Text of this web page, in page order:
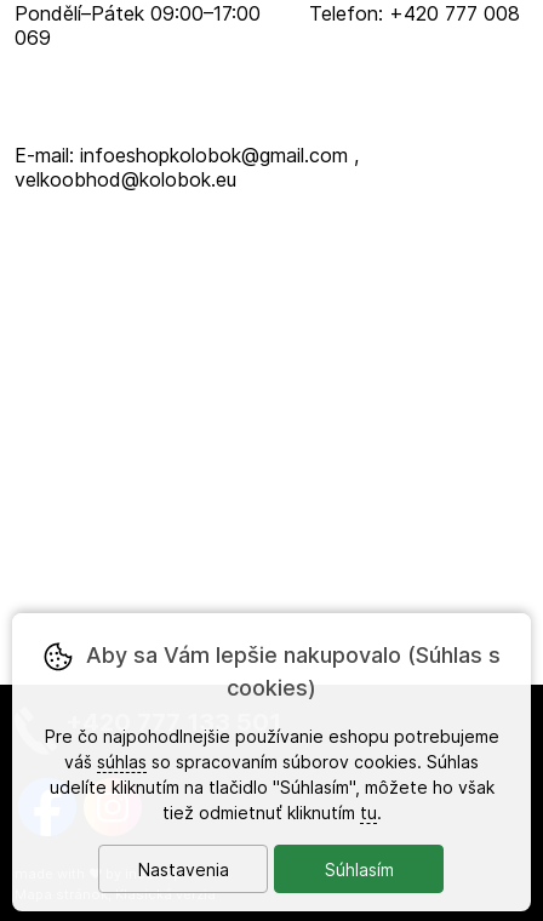
Pondělí–​Pátek 09:00–​17:00 Telefon: +420 777 008
069
E-mail: infoeshopkolobok@gmail.com ,
velkoobhod@kolobok.eu
+420 777 133 501
ineShop
Mapa stránok,Klasická verzia
Aby sa Vám lepšie nakupovalo (Súhlas s
cookies)
Pre čo najpohodlnejšie používanie eshopu potrebujeme
váš súhlas so spracovaním súborov cookies. Súhlas
udelíte kliknutím na tlačidlo "Súhlasím", môžete ho však
tiež odmietnuť kliknutím tu.
Nastavenia Súhlasím